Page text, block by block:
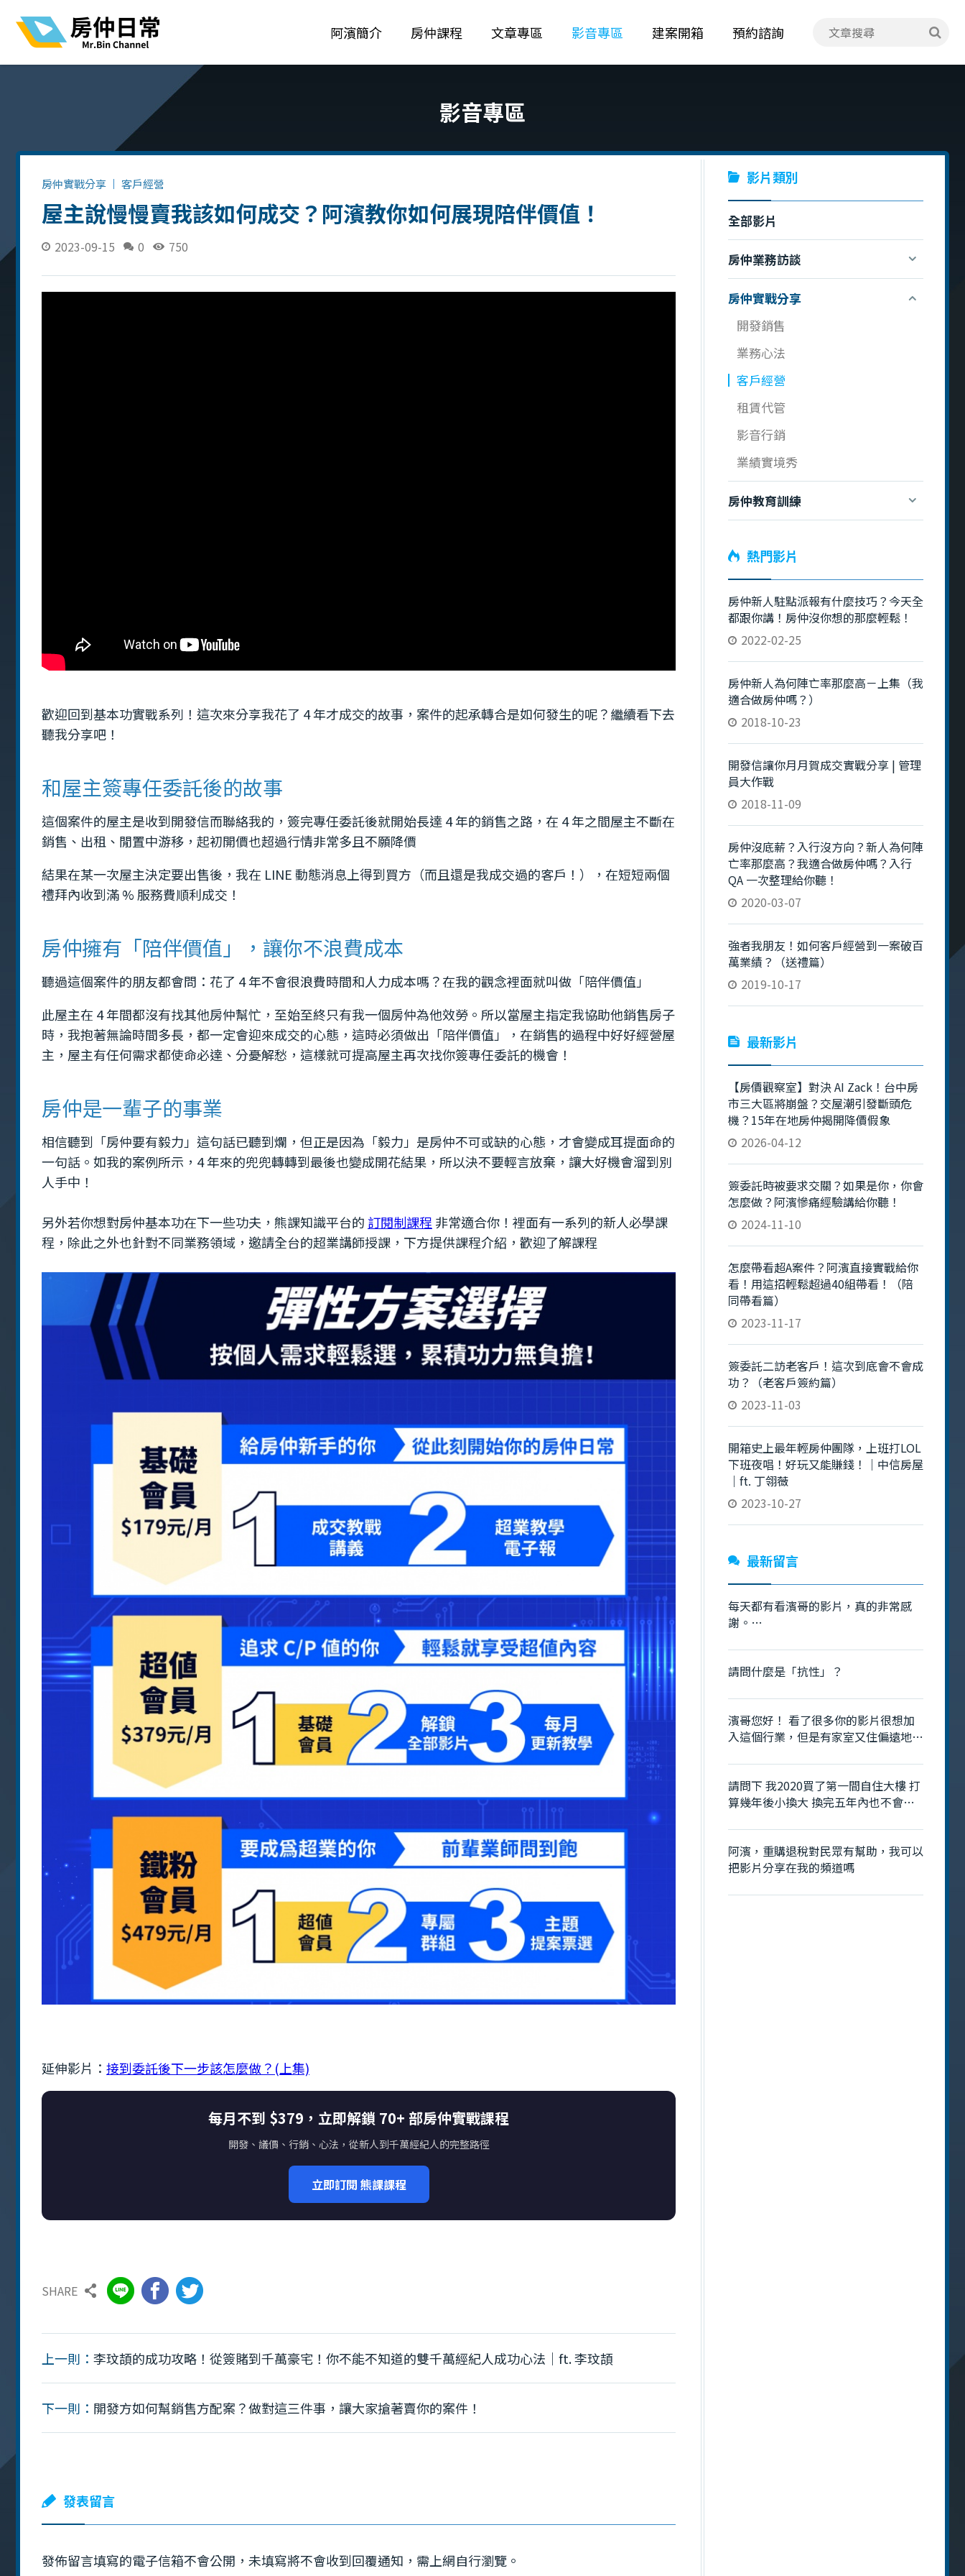
阿濱簡介 房仲課程 文章專區 影音專區 建案開箱 預約諮詢
影音專區
房仲實戰分享 客戶經營
屋主說慢慢賣我該如何成交？阿濱教你如何展現陪伴價值！
2023-09-15 0 750
歡迎回到基本功實戰系列！這次來分享我花了 4 年才成交的故事，案件的起承轉合是如何發生的呢？繼續看下去
聽我分享吧！
和屋主簽專任委託後的故事
這個案件的屋主是收到開發信而聯絡我的，簽完專任委託後就開始長達 4 年的銷售之路，在 4 年之間屋主不斷在
銷售、出租、閒置中游移，起初開價也超過行情非常多且不願降價
結果在某一次屋主決定要出售後，我在 LINE 動態消息上得到買方（而且還是我成交過的客戶！），在短短兩個
禮拜內收到滿 % 服務費順利成交！
房仲擁有「陪伴價值」，讓你不浪費成本
聽過這個案件的朋友都會問：花了 4 年不會很浪費時間和人力成本嗎？在我的觀念裡面就叫做「陪伴價值」
此屋主在 4 年間都沒有找其他房仲幫忙，至始至終只有我一個房仲為他效勞。所以當屋主指定我協助他銷售房子
時，我抱著無論時間多長，都一定會迎來成交的心態，這時必須做出「陪伴價值」，在銷售的過程中好好經營屋
主，屋主有任何需求都使命必達、分憂解愁，這樣就可提高屋主再次找你簽專任委託的機會！
房仲是一輩子的事業
相信聽到「房仲要有毅力」這句話已聽到爛，但正是因為「毅力」是房仲不可或缺的心態，才會變成耳提面命的
一句話。如我的案例所示，4 年來的兜兜轉轉到最後也變成開花結果，所以決不要輕言放棄，讓大好機會溜到別
人手中！
另外若你想對房仲基本功在下一些功夫，熊課知識平台的 訂閱制課程 非常適合你！裡面有一系列的新人必學課
程，除此之外也針對不同業務領域，邀請全台的超業講師授課，下方提供課程介紹，歡迎了解課程
延伸影片： 接到委託後下一步該怎麼做？(上集)
每月不到 $379，立即解鎖 70+ 部房仲實戰課程
開發、議價、行銷、心法，從新人到千萬經紀人的完整路徑
立即訂閱 熊課課程
SHARE
上一則： 李玟頡的成功攻略！從簽賭到千萬豪宅！你不能不知道的雙千萬經紀人成功心法｜ft. 李玟頡
下一則： 開發方如何幫銷售方配案？做對這三件事，讓大家搶著賣你的案件！
發表留言
發佈留言填寫的電子信箱不會公開，未填寫將不會收到回覆通知，需上網自行瀏覽。
影片類別
全部影片
房仲業務訪談
房仲實戰分享
開發銷售
業務心法
客戶經營
租賃代管
影音行銷
業績實境秀
房仲教育訓練
熱門影片
房仲新人駐點派報有什麼技巧？今天全
都跟你講！房仲沒你想的那麼輕鬆！
2022-02-25
房仲新人為何陣亡率那麼高－上集（我
適合做房仲嗎？）
2018-10-23
開發信讓你月月賀成交實戰分享 | 管理
員大作戰
2018-11-09
房仲沒底薪？入行沒方向？新人為何陣
亡率那麼高？我適合做房仲嗎？入行
QA 一次整理給你聽！
2020-03-07
強者我朋友！如何客戶經營到一案破百
萬業績？（送禮篇）
2019-10-17
最新影片
【房價觀察室】對決 AI Zack！台中房
市三大區將崩盤？交屋潮引發斷頭危
機？15年在地房仲揭開降價假象
2026-04-12
簽委託時被要求交關？如果是你，你會
怎麼做？阿濱慘痛經驗講給你聽！
2024-11-10
怎麼帶看超A案件？阿濱直接實戰給你
看！用這招輕鬆超過40組帶看！（陪
同帶看篇）
2023-11-17
簽委託二訪老客戶！這次到底會不會成
功？（老客戶簽約篇）
2023-11-03
開箱史上最年輕房仲團隊，上班打LOL
下班夜唱！好玩又能賺錢！｜中信房屋
｜ft. 丁翎薇
2023-10-27
最新留言
每天都有看濱哥的影片，真的非常感
謝。
務手上要有70～80件的庫存是什麼意
思呢？是指追蹤的物件嗎？
請問什麼是「抗性」？
濱哥您好！ 看了很多你的影片很想加
入這個行業，但是有家室又住偏遠地
請問下 我2020買了第一間自住大樓 打
算幾年後小換大 換完五年內也不會再
不用去管2年 3年 5年的那個房地合一
稅?
阿濱，重購退稅對民眾有幫助，我可以
把影片分享在我的頻道嗎